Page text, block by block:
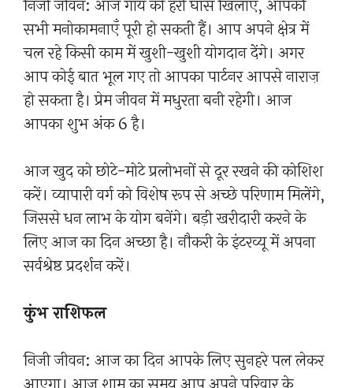
निजी जीवन: आज गाय को हरी घास खिलाएँ, आपकी
सभी मनोकामनाएँ पूरी हो सकती हैं। आप अपने क्षेत्र में
चल रहे किसी काम में खुशी-खुशी योगदान देंगे। अगर
आप कोई बात भूल गए तो आपका पार्टनर आपसे नाराज़
हो सकता है। प्रेम जीवन में मधुरता बनी रहेगी। आज
आपका शुभ अंक 6 है।
आज खुद को छोटे-मोटे प्रलोभनों से दूर रखने की कोशिश
करें। व्यापारी वर्ग को विशेष रूप से अच्छे परिणाम मिलेंगे,
जिससे धन लाभ के योग बनेंगे। बड़ी खरीदारी करने के
लिए आज का दिन अच्छा है। नौकरी के इंटरव्यू में अपना
सर्वश्रेष्ठ प्रदर्शन करें।
कुंभ राशिफल
निजी जीवन: आज का दिन आपके लिए सुनहरे पल लेकर